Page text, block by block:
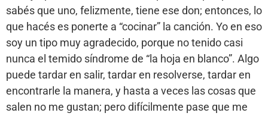
sabés que uno, felizmente, tiene ese don; entonces, lo
que hacés es ponerte a “cocinar” la canción. Yo en eso
soy un tipo muy agradecido, porque no tenido casi
nunca el temido síndrome de “la hoja en blanco”. Algo
puede tardar en salir, tardar en resolverse, tardar en
encontrarle la manera, y hasta a veces las cosas que
salen no me gustan; pero difícilmente pase que me